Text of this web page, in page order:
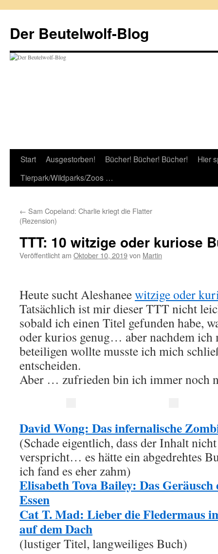
springen
Der Beutelwolf-Blog
Start Ausgestorben! Bücher! Bücher! Bücher!
Hier
Tierpark/Wildparks/Zoos …
← Sam Copeland: Charlie kriegt die Flatter
(Rezension)
TTT: 10 witzige oder kuriose
Veröffentlicht am Oktober 10, 2019von Martin
Heute sucht Aleshaneewitzige oder
Tatsächlich ist mir dieser TTT nicht
sobald ich einen Titel gefunden habe,
oder kurios genug… aber nachdem ich
beteiligen wollte musste ich mich
entscheiden.
Aber … zufrieden bin ich immer noch
David Wong: Das infernalische
(Schade eigentlich, dass der Inhalt
verspricht… es hätte ein abgedrehtes
ich fand es eher zahm)
Elisabeth Tova Bailey: Das Geräusch
Essen
Cat T. Mad: Lieber die Fledermaus
auf dem Dach
(lustiger Titel, langweiliges Buch)